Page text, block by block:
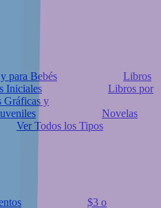
para Bebés
Libros
Iniciales
Libros por
Gráficas y
Novelas
Ver Todos los Tipos
$3 o